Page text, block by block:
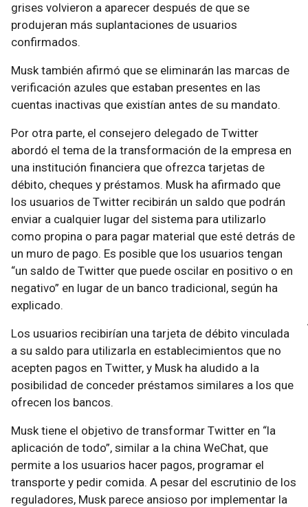
grises volvieron a aparecer después de que se
produjeran más suplantaciones de usuarios
confirmados.
Musk también afirmó que se eliminarán las marcas de
verificación azules que estaban presentes en las
cuentas inactivas que existían antes de su mandato.
Por otra parte, el consejero delegado de Twitter
abordó el tema de la transformación de la empresa en
una institución financiera que ofrezca tarjetas de
débito, cheques y préstamos. Musk ha afirmado que
los usuarios de Twitter recibirán un saldo que podrán
enviar a cualquier lugar del sistema para utilizarlo
como propina o para pagar material que esté detrás de
un muro de pago. Es posible que los usuarios tengan
“un saldo de Twitter que puede oscilar en positivo o en
negativo” en lugar de un banco tradicional, según ha
explicado.
Los usuarios recibirían una tarjeta de débito vinculada
a su saldo para utilizarla en establecimientos que no
acepten pagos en Twitter, y Musk ha aludido a la
posibilidad de conceder préstamos similares a los que
ofrecen los bancos.
Musk tiene el objetivo de transformar Twitter en “la
aplicación de todo”, similar a la china WeChat, que
permite a los usuarios hacer pagos, programar el
transporte y pedir comida. A pesar del escrutinio de los
reguladores, Musk parece ansioso por implementar la